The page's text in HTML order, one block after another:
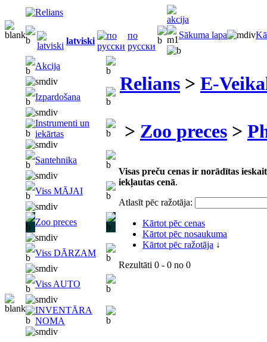
latviski
по
русски
Sākuma lapa
Akcija
Izpardošana
Instrumenti un
iekārtas
Santehnika
Viss MĀJAI
Zoo preces
Viss DĀRZAM
Viss AUTO
INVENTĀRA
NOMA
Relians > E-
> Zoo preces >
Visas preču cenas ir norādītas
iekļautas cenā.
Atlasīt pēc ražotāja:
Kārtot pēc cenas
Kārtot pēc nosaukuma
Kārtot pēc ražotāja ↓
Rezultāti 0 - 0 no 0